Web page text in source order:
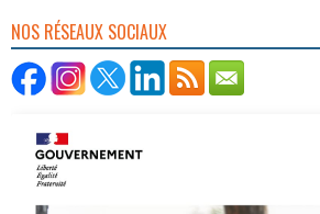
NOS RÉSEAUX SOCIAUX